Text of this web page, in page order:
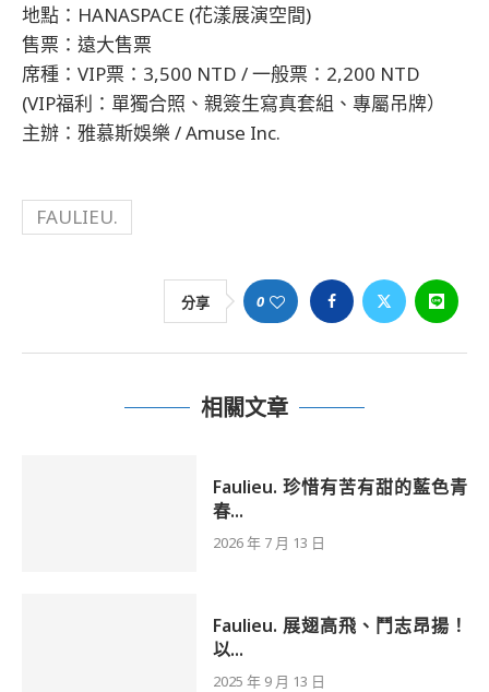
地點：HANASPACE (花漾展演空間)
售票：遠大售票
席種：VIP票：3,500 NTD / 一般票：2,200 NTD
(VIP福利：單獨合照、親簽生寫真套組、專屬吊牌）
主辦：雅慕斯娛樂 / Amuse Inc.
FAULIEU.
分享 0
相關文章
Faulieu. 珍惜有苦有甜的藍色青
春...
2026 年 7 月 13 日
Faulieu. 展翅高飛、鬥志昂揚！
以...
2025 年 9 月 13 日